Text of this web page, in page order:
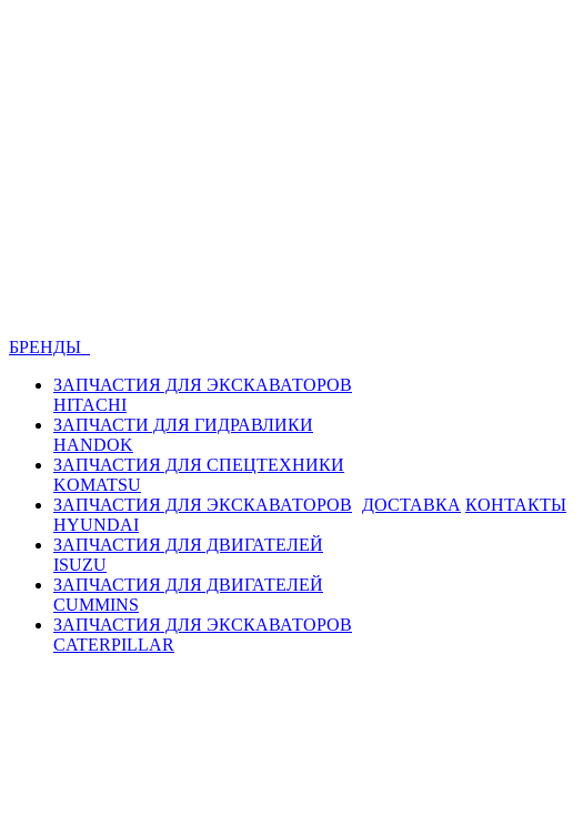
БРЕНДЫ
ЗАПЧАСТИЯ ДЛЯ ЭКСКАВАТОРОВ
HITACHI
ЗАПЧАСТИ ДЛЯ ГИДРАВЛИКИ
HANDOK
ЗАПЧАСТИЯ ДЛЯ СПЕЦТЕХНИКИ
KOMATSU
ЗАПЧАСТИЯ ДЛЯ ЭКСКАВАТОРОВ
HYUNDAI
ЗАПЧАСТИЯ ДЛЯ ДВИГАТЕЛЕЙ
ISUZU
ЗАПЧАСТИЯ ДЛЯ ДВИГАТЕЛЕЙ
CUMMINS
ЗАПЧАСТИЯ ДЛЯ ЭКСКАВАТОРОВ
CATERPILLAR
ДОСТАВКА КОНТАКТЫ